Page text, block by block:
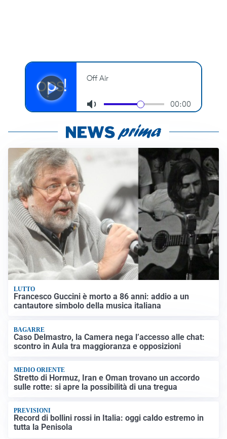
LUTTO
Francesco Guccini è morto a 86 anni: addio a un
cantautore simbolo della musica italiana
BAGARRE
Caso Delmastro, la Camera nega l’accesso alle chat:
scontro in Aula tra maggioranza e opposizioni
MEDIO ORIENTE
Stretto di Hormuz, Iran e Oman trovano un accordo
sulle rotte: si apre la possibilità di una tregua
PREVISIONI
Record di bollini rossi in Italia: oggi caldo estremo in
tutta la Penisola